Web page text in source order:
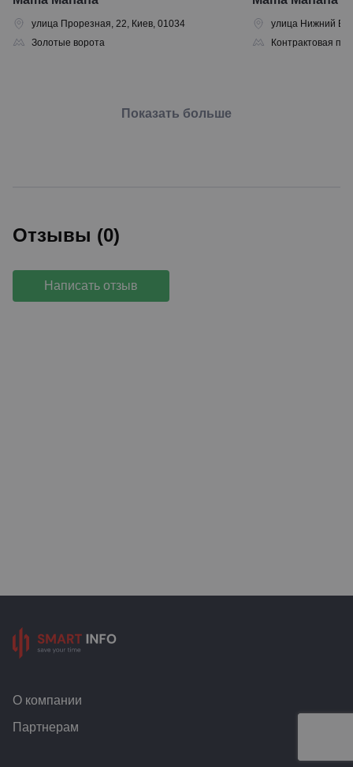
улица Прорезная, 22, Киев, 01034
Золотые ворота
улица Нижний
Контрактовая
Показать больше
Отзывы (0)
Написать отзыв
О компании
Партнерам